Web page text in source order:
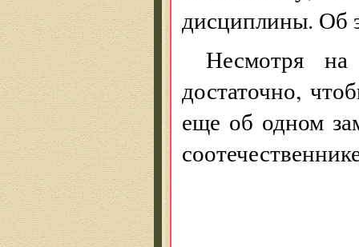
дисциплины. Об
Несмотря
достаточно,
еще об одном